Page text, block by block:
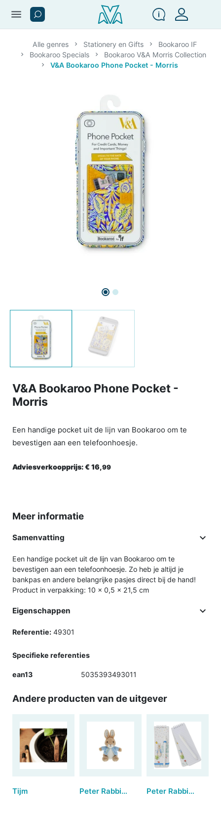
menu
Alle genres Stationery en Gifts
Bookaroo IF
Bookaroo Specials
Bookaroo V&A Morris Collection
V&A Bookaroo Phone Pocket - Morris
V&A Bookaroo Phone Pocket -
Morris
Een handige pocket uit de lijn van Bookaroo om te
bevestigen aan een telefoonhoesje.
Adviesverkoopprijs:€ 16,99
Meer informatie
Samenvatting 
Een handige pocket uit de lijn van Bookaroo om te
bevestigen aan een telefoonhoesje. Zo heb je altijd je
bankpas en andere belangrijke pasjes direct bij de hand!
Product in verpakking: 10 x 0,5 x 21,5 cm
Eigenschappen 
Referentie: 49301
Specifieke referenties
ean13 5035393493011
Andere producten van de uitgever
Tijm Peter Rabbit™ | Small Peter Rabbit™ Notepad & Pen